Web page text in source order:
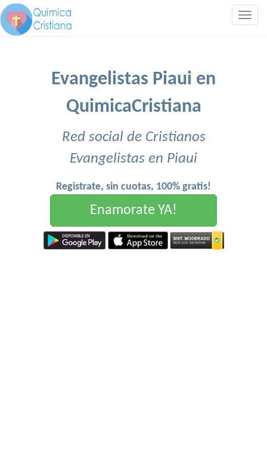
Evangelistas Piaui en
QuimicaCristiana
Red social de Cristianos
Evangelistas en Piaui
Registrate, sin cuotas, 100% gratis!
Enamorate YA!